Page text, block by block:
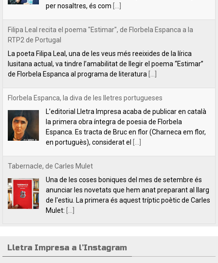
Florbela Espanca, la diva de les lletres portugueses
L’editorial Lletra Impresa acaba de publicar en català
la primera obra íntegra de poesia de Florbela
Espanca. Es tracta de Bruc en flor (Charneca em flor,
en portuguès), considerat el[...]
Tabernacle, de Carles Mulet
Una de les coses boniques del mes de setembre és
anunciar les novetats que hem anat preparant al llarg
de l'estiu. La primera és aquest tríptic poètic de Carles
Mulet:[...]
Lletra Impresa aposta per la poesia en clau feminista amb motiu
del 8 de Març
L’editorial Lletra Impresa Edicions acaba de publicar
dos títols de poesia que aposten, clarament i sense
fissures, per autores feministes. D’una banda, han
tret a la llum editorial el poemari
Lletra Impresa a l’Instagram